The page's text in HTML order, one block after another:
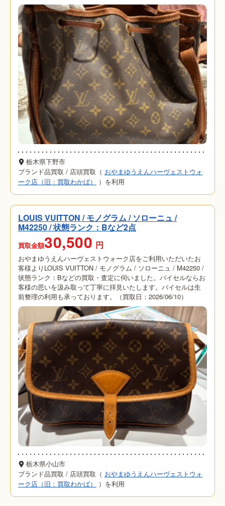
栃木県下野市
ブランド品買取 / 店頭買取（ おやまゆうえんハーヴェストウォ
ーク店（旧：買取わかば）
）を利用
LOUIS VUITTON / モノグラム / ソローニュ /
M42250 / 状態ランク：Bなど2点
買取金額30,500 円
おやまゆうえんハーヴェストウォーク店をご利用いただいたお
客様よりLOUIS VUITTON / モノグラム / ソローニュ / M42250 /
状態ランク：Bなどの買取・査定に伺いました。バイセルならお
客様の思いを汲み取って丁寧に拝見いたします。バイセルは生
前整理の利用も承っております。（買取日：2026/06/10）
栃木県小山市
ブランド品買取 / 店頭買取（ おやまゆうえんハーヴェストウォ
ーク店（旧：買取わかば）
）を利用